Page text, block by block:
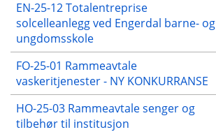
EN-25-12 Totalentreprise
solcelleanlegg ved Engerdal barne- og
ungdomsskole
FO-25-01 Rammeavtale
vaskeritjenester - NY KONKURRANSE
HO-25-03 Rammeavtale senger og
tilbehør til institusjon